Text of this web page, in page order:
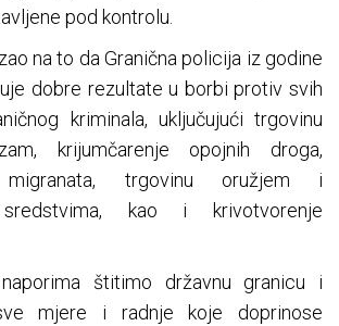
pod kontrolu.
na to da Granična policija iz godine
dobre rezultate u borbi protiv svih
kriminala, uključujući trgovinu
krijumčarenje opojnih droga,
migranata, trgovinu oružjem i
sredstvima, kao i krivotvorenje
štitimo državnu granicu i
mjere i radnje koje doprinose